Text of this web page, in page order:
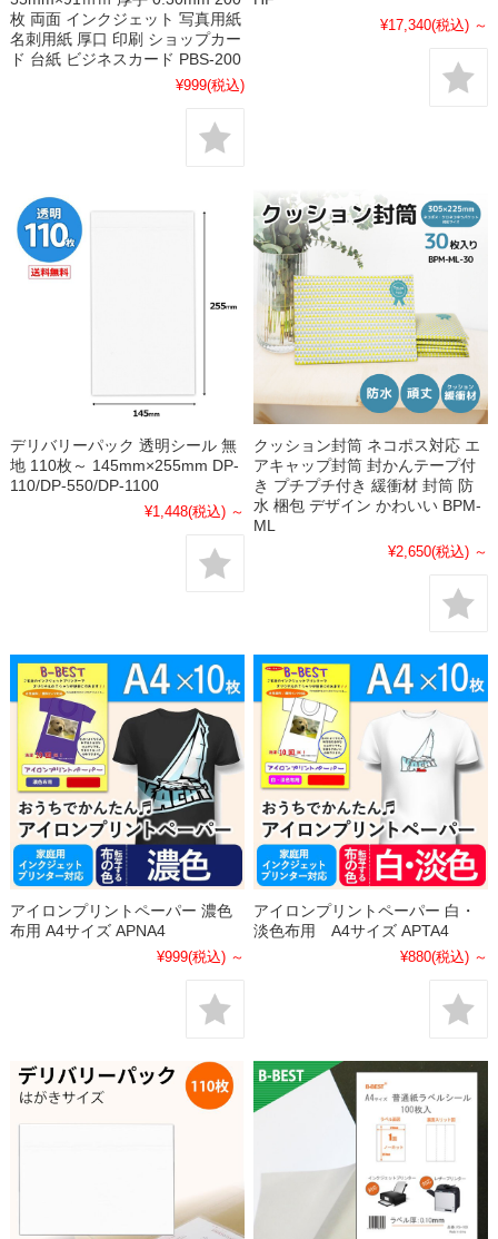
枚 両面 インクジェット 写真用紙
名刺用紙 厚口 印刷 ショップカー
ド 台紙 ビジネスカード PBS-200
¥999(税込)
¥17,340(税込) ～
デリバリーパック 透明シール 無
地 110枚～ 145mm×255mm DP-
110/DP-550/DP-1100
¥1,448(税込) ～
クッション封筒 ネコポス対応 エ
アキャップ封筒 封かんテープ付
き プチプチ付き 緩衝材 封筒 防
水 梱包 デザイン かわいい BPM-
ML
¥2,650(税込) ～
アイロンプリントペーパー 濃色
布用 A4サイズ APNA4
¥999(税込) ～
アイロンプリントペーパー 白・
淡色布用 A4サイズ APTA4
¥880(税込) ～